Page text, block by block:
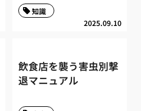
2025.09.10
知識
飲食店を襲う害虫別撃
退マニュアル